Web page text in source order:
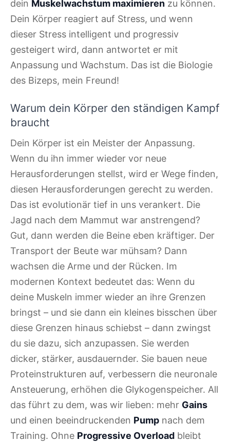
dein Muskelwachstum maximieren zu können.
Dein Körper reagiert auf Stress, und wenn
dieser Stress intelligent und progressiv
gesteigert wird, dann antwortet er mit
Anpassung und Wachstum. Das ist die Biologie
des Bizeps, mein Freund!
Warum dein Körper den ständigen Kampf
braucht
Dein Körper ist ein Meister der Anpassung.
Wenn du ihn immer wieder vor neue
Herausforderungen stellst, wird er Wege finden,
diesen Herausforderungen gerecht zu werden.
Das ist evolutionär tief in uns verankert. Die
Jagd nach dem Mammut war anstrengend?
Gut, dann werden die Beine eben kräftiger. Der
Transport der Beute war mühsam? Dann
wachsen die Arme und der Rücken. Im
modernen Kontext bedeutet das: Wenn du
deine Muskeln immer wieder an ihre Grenzen
bringst – und sie dann ein kleines bisschen über
diese Grenzen hinaus schiebst – dann zwingst
du sie dazu, sich anzupassen. Sie werden
dicker, stärker, ausdauernder. Sie bauen neue
Proteinstrukturen auf, verbessern die neuronale
Ansteuerung, erhöhen die Glykogenspeicher. All
das führt zu dem, was wir lieben: mehr Gains
und einen beeindruckenden Pump nach dem
Training. Ohne Progressive Overload bleibt